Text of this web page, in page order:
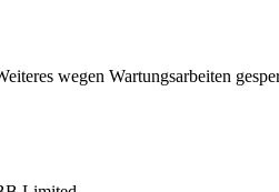
wegen Wartungsarbeiten